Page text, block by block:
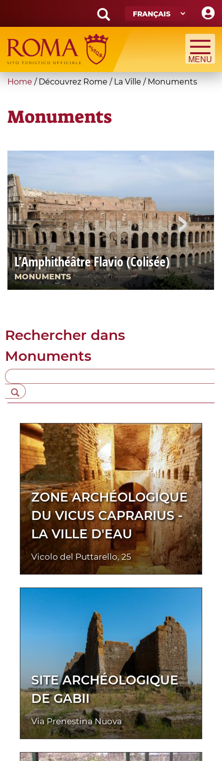
main
content
Search
form
Recherche
You
here
Home / Découvrez Rome / La Ville / Monuments
Monuments
L’Amphithéâtre Flavio (Colisée)
MONUMENTS
Rechercher dans
Monuments
ZONE ARCHÉOLOGIQUE
DU VICUS CAPRARIUS -
LA VILLE D'EAU
Vicolo del Puttarello, 25
SITE ARCHÉOLOGIQUE
DE GABII
Via Prenestina Nuova